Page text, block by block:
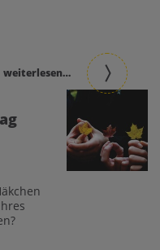
weiterlesen…